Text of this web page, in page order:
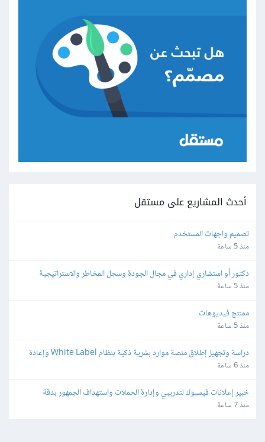
أحدث المشاريع على مستقل
تصميم واجهات المستخدم
منذ 5 ساعة
والمجالات القانونية
منذ 5 ساعة
ممنتج فيديوهات
منذ 5 ساعة
البيع
منذ 6 ساعة
خبير إعلانات فيسبوك لتدريبي وإدارة الحملات واستهداف الجمهور بدقة
منذ 7 ساعة